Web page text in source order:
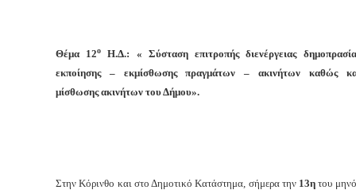
Θέμα 12ο
Η.Δ.: « Σύσταση επιτροπής διενέργειας
εκποίησης – εκμίσθωσης πραγμάτων – ακινήτων καθώς
μίσθωσης ακινήτων του Δήμου».
Στην Κόρινθο και στο Δημοτικό Κατάστημα, σήμερα την 13η του